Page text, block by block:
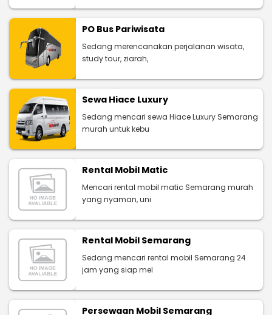
PO Bus Pariwisata
Sedang merencanakan perjalanan wisata,
study tour, ziarah,
Sewa Hiace Luxury
Sedang mencari sewa Hiace Luxury Semarang
murah untuk kebu
Rental Mobil Matic
Mencari rental mobil matic Semarang murah
yang nyaman, uni
Rental Mobil Semarang
Sedang mencari rental mobil Semarang 24
jam yang siap mel
Persewaan Mobil Semarang